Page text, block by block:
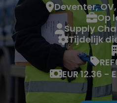
Deventer,
Op
Supply
Tijdelijk
EUR 12.36 -